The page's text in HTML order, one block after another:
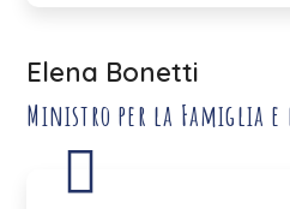
Elena Bonetti
Ministro per la Famiglia e